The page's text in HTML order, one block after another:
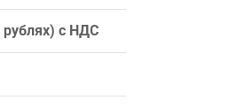
рублях) с НДС